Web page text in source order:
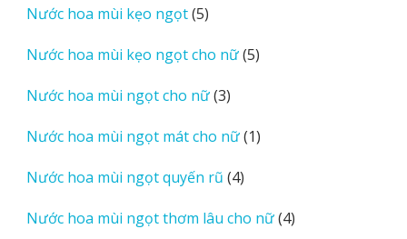
Nước hoa mùi kẹo ngọt 55
phẩm
Nước hoa mùi kẹo ngọt cho nữ 55
Nước hoa mùi ngọt cho nữ 33
phẩm
Nước hoa mùi ngọt mát cho nữ 11
Nước hoa mùi ngọt quyến rũ 44
phẩm
Nước hoa mùi ngọt thơm lâu cho nữ 44